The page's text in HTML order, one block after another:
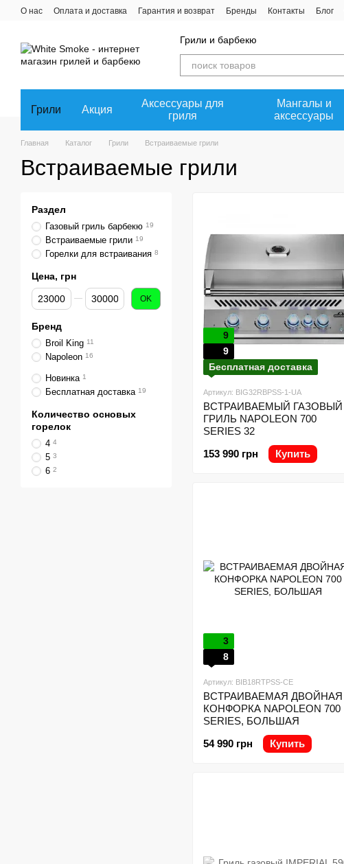
Перейти к основному контенту
О нас Оплата и доставка Гарантия и возврат Бренды Контакты Блог
Грили и барбекю
Грили Акция
Аксессуары для
гриля
Мангалы и
аксессуары
Главная Каталог Грили Встраиваемые грили
Встраиваемые грили
9
9
Бесплатная доставка
Артикул: BIG32RBPSS-1-UA
ВСТРАИВАЕМЫЙ ГАЗОВЫЙ
ГРИЛЬ NAPOLEON 700
SERIES 32
153 990 грн
Купить
3
8
Артикул: BIB18RTPSS-CE
ВСТРАИВАЕМАЯ ДВОЙНАЯ
КОНФОРКА NAPOLEON 700
SERIES, БОЛЬШАЯ
54 990 грн
Купить
Раздел
Газовый гриль барбекю 19
Встраиваемые грили 19
Горелки для встраивания 8
Цена, грн
От Цена, грн
До Цена, грн OK
Бренд
Broil King 11
Napoleon 16
Новинка 1
Бесплатная доставка 19
Количество основых
горелок
4 4
5 3
6 2